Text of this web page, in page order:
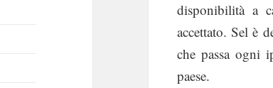
disponibilità a
accettato. Sel è
che passa ogni
paese.